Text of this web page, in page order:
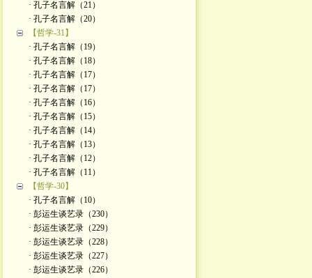
· 孔子名言解（21）
· 孔子名言解（20）
【哲学-31】
· 孔子名言解（19）
· 孔子名言解（18）
· 孔子名言解（17）
· 孔子名言解（17）
· 孔子名言解（16）
· 孔子名言解（15）
· 孔子名言解（14）
· 孔子名言解（13）
· 孔子名言解（12）
· 孔子名言解（11）
【哲学-30】
· 孔子名言解（10）
· 彭运生谈艺录（230）
· 彭运生谈艺录（229）
· 彭运生谈艺录（228）
· 彭运生谈艺录（227）
· 彭运生谈艺录（226）